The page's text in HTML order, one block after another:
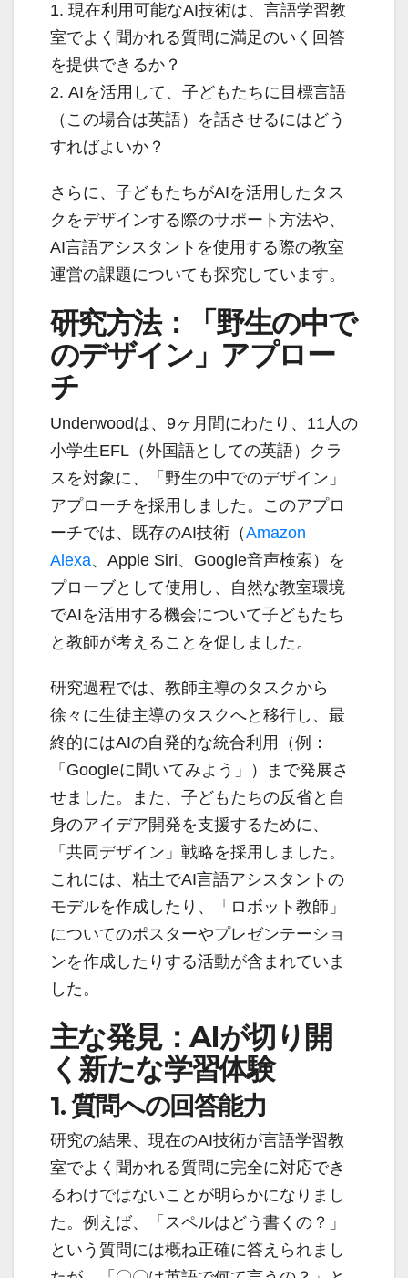
1. 現在利用可能なAI技術は、言語学習教
室でよく聞かれる質問に満足のいく回答
を提供できるか？
2. AIを活用して、子どもたちに目標言語
（この場合は英語）を話させるにはどう
すればよいか？
さらに、子どもたちがAIを活用したタス
クをデザインする際のサポート方法や、
AI言語アシスタントを使用する際の教室
運営の課題についても探究しています。
研究方法：「野生の中で
のデザイン」アプロー
チ
Underwoodは、9ヶ月間にわたり、11人の
小学生EFL（外国語としての英語）クラ
スを対象に、「野生の中でのデザイン」
アプローチを採用しました。このアプロ
ーチでは、既存のAI技術（Amazon
Alexa、Apple Siri、Google音声検索）を
プローブとして使用し、自然な教室環境
でAIを活用する機会について子どもたち
と教師が考えることを促しました。
研究過程では、教師主導のタスクから
徐々に生徒主導のタスクへと移行し、最
終的にはAIの自発的な統合利用（例：
「Googleに聞いてみよう」）まで発展さ
せました。また、子どもたちの反省と自
身のアイデア開発を支援するために、
「共同デザイン」戦略を採用しました。
これには、粘土でAI言語アシスタントの
モデルを作成したり、「ロボット教師」
についてのポスターやプレゼンテーショ
ンを作成したりする活動が含まれていま
した。
主な発見：AIが切り開
く新たな学習体験
1. 質問への回答能力
研究の結果、現在のAI技術が言語学習教
室でよく聞かれる質問に完全に対応でき
るわけではないことが明らかになりまし
た。例えば、「スペルはどう書くの？」
という質問には概ね正確に答えられまし